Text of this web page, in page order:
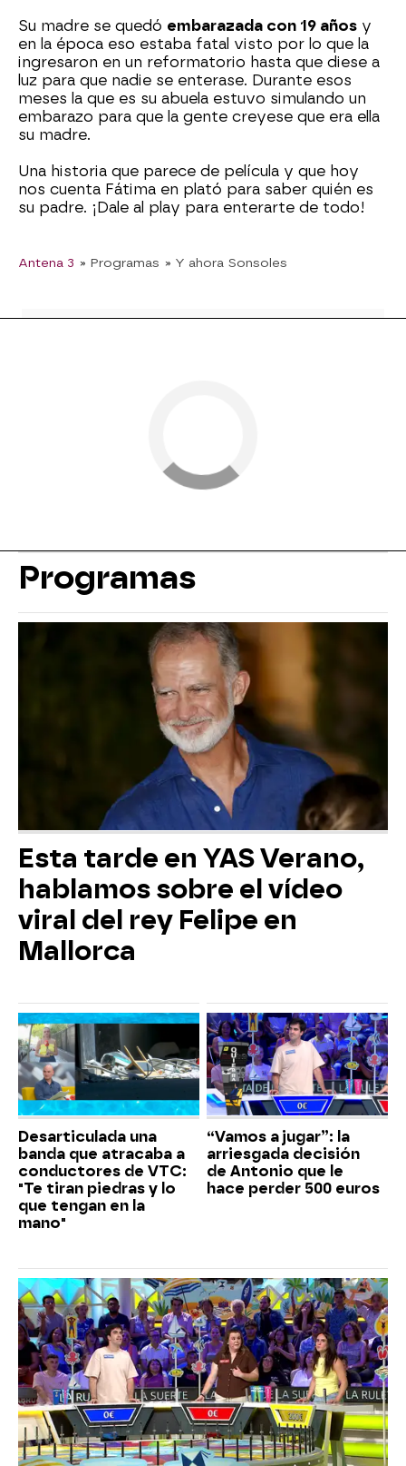
Su madre se quedó embarazada con 19 años y
en la época eso estaba fatal visto por lo que la
ingresaron en un reformatorio hasta que diese a
luz para que nadie se enterase. Durante esos
meses la que es su abuela estuvo simulando un
embarazo para que la gente creyese que era ella
su madre.
Una historia que parece de película y que hoy
nos cuenta Fátima en plató para saber quién es
su padre. ¡Dale al play para enterarte de todo!
Antena 3 » Programas » Y ahora Sonsoles
Programas
Esta tarde en YAS Verano,
hablamos sobre el vídeo
viral del rey Felipe en
Mallorca
Desarticulada una
banda que atracaba a
conductores de VTC:
"Te tiran piedras y lo
que tengan en la
mano"
“Vamos a jugar”: la
arriesgada decisión
de Antonio que le
hace perder 500 euros